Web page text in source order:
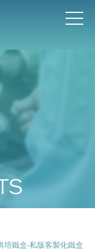
化鐵盒
培鐵盒-私版客製化鐵盒